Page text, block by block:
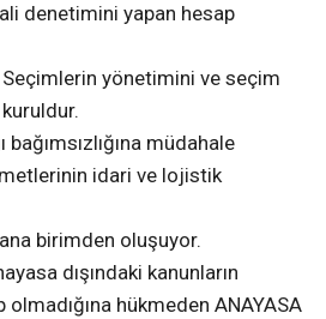
denetimini yapan hesap
yönetimini ve seçim
bağımsızlığına müdahale
idari ve lojistik
birimden oluşuyor.
dışındaki kanunların
hükmeden ANAYASA